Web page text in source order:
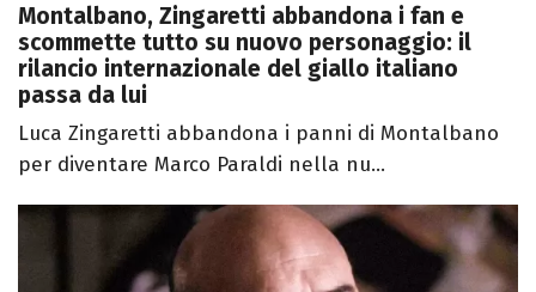
Montalbano, Zingaretti abbandona i fan e
scommette tutto su nuovo personaggio: il
rilancio internazionale del giallo italiano
passa da lui
Luca Zingaretti abbandona i panni di Montalbano
per diventare Marco Paraldi nella nu...